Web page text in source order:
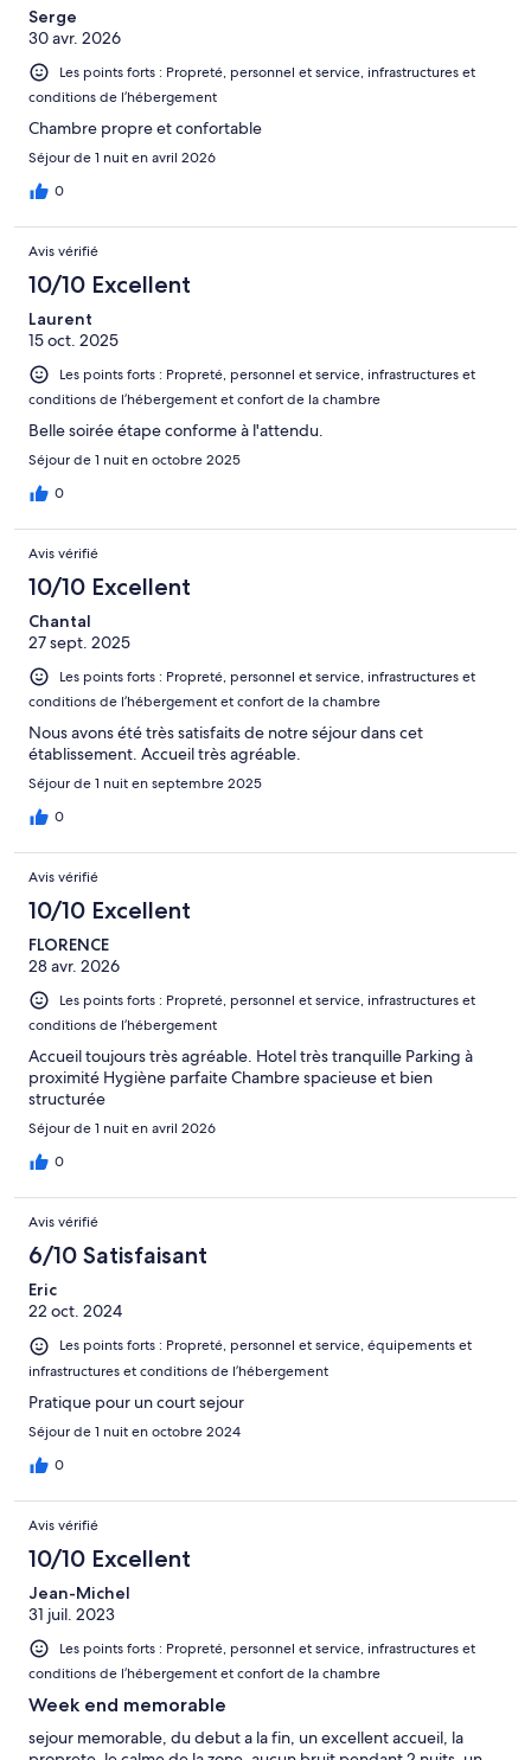
Serge
30 avr. 2026
Les points forts : Propreté, personnel et service, infrastructures et
conditions de l’hébergement
Chambre propre et confortable
Séjour de 1 nuit en avril 2026
0
Avis vérifié
10/10 Excellent
Laurent
15 oct. 2025
Les points forts : Propreté, personnel et service, infrastructures et
conditions de l’hébergement et confort de la chambre
Belle soirée étape conforme à l'attendu.
Séjour de 1 nuit en octobre 2025
0
Avis vérifié
10/10 Excellent
Chantal
27 sept. 2025
Les points forts : Propreté, personnel et service, infrastructures et
conditions de l’hébergement et confort de la chambre
Nous avons été très satisfaits de notre séjour dans cet
établissement. Accueil très agréable.
Séjour de 1 nuit en septembre 2025
0
Avis vérifié
10/10 Excellent
FLORENCE
28 avr. 2026
Les points forts : Propreté, personnel et service, infrastructures et
conditions de l’hébergement
Accueil toujours très agréable. Hotel très tranquille Parking à
proximité Hygiène parfaite Chambre spacieuse et bien
structurée
Séjour de 1 nuit en avril 2026
0
Avis vérifié
6/10 Satisfaisant
Eric
22 oct. 2024
Les points forts : Propreté, personnel et service, équipements et
infrastructures et conditions de l’hébergement
Pratique pour un court sejour
Séjour de 1 nuit en octobre 2024
0
Avis vérifié
10/10 Excellent
Jean-Michel
31 juil. 2023
Les points forts : Propreté, personnel et service, infrastructures et
conditions de l’hébergement et confort de la chambre
Week end memorable
sejour memorable, du debut a la fin, un excellent accueil, la